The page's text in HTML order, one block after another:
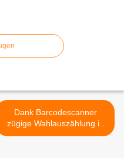
Dank Barcodescanner
zügige Wahlauszählung in
Veitshöchheim >